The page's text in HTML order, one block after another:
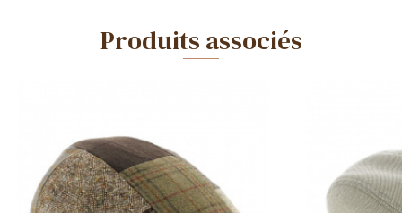
Produits associés